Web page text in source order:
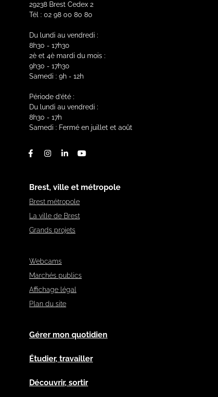
29238 Brest Cedex 2
Tél : 02 98 00 80 80
Du lundi au vendredi :
8h30 - 17h30
2è et 4è mardi du mois :
9h30 - 17h30
Samedi : 9h - 12h
Période d’été :
Du lundi au vendredi :
8h30 - 17h
Samedi : Fermé en juillet et août
FacebookInstagram
LinkedinYoutube
Brest, ville et métropole
Brest métropole
La ville de Brest
Grands projets
Webcams
Marchés publics
Affichage légal
Plan du site
Gérer mon quotidien
Étudier, travailler
Découvrir, sortir